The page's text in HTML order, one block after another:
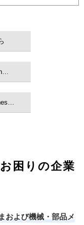
困りの企業
および機械・部品メ